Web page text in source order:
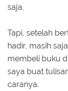
saja.
Tapi, setelah
hadir, masih
membeli buku
saya buat
caranya.